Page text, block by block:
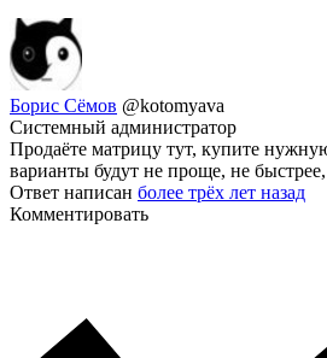
Борис Сёмов @kotomyava
Системный администратор
Продаёте матрицу тут, купите
варианты будут не проще, не
Ответ написан более трёх лет назад
Комментировать